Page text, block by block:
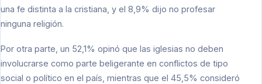
una fe distinta a la cristiana, y el 8,9% dijo no profesar
ninguna religión.
Por otra parte, un 52,1% opinó que las iglesias no deben
involucrarse como parte beligerante en conflictos de tipo
social o político en el país, mientras que el 45,5% consideró